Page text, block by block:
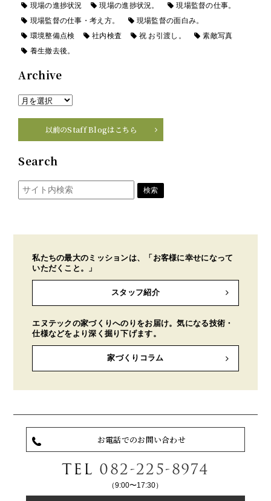
現場の進捗状況
現場の進捗状況。
現場監督の仕事。
現場監督の仕事・考え方。
現場監督の面白み。
環境整備点検
社内検査 祝 お引渡し。
素敵写真
養生撤去後。
Archive
以前のStaff Blogはこちら
Search
私たちの最大のミッションは、「お客様に幸せになって
いただくこと。」
スタッフ紹介
エヌテックの家づくりへのりをお届け。気になる技術・
仕様などをより深く掘り下げます。
家づくりコラム
お電話でのお問い合わせ
TEL 082-225-8974
（9:00〜17:30）